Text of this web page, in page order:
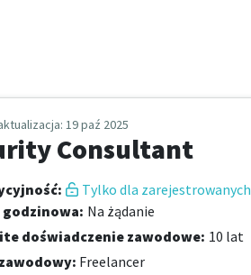
: 19 paź 2025
Consultant
:
Tylko dla zarejestrowanych
: Na żądanie
doświadczenie zawodowe: 10 lat
: Freelancer